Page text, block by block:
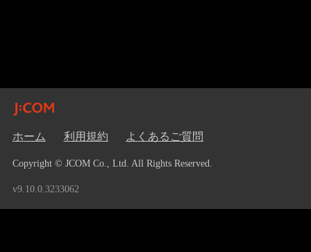
ホーム 利用規約 よくあるご質問
Copyright © JCOM Co., Ltd. All Rights Reserved.
v9.10.0.3233062